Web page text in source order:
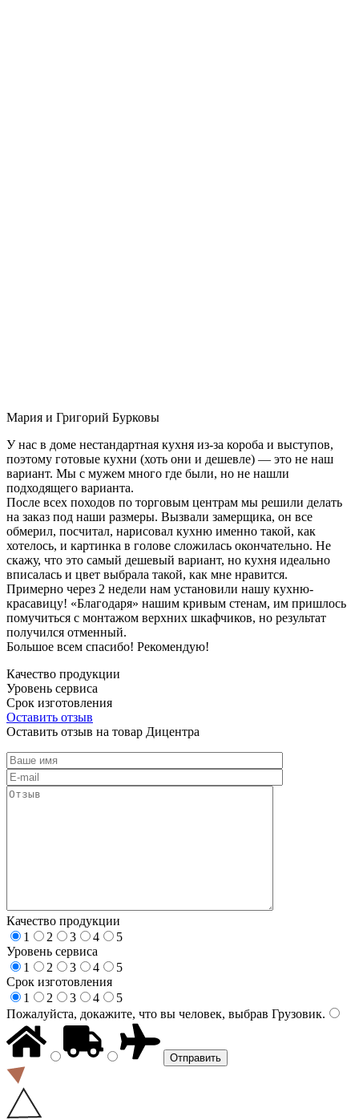
Мария и Григорий Бурковы
У нас в доме нестандартная кухня из-за короба и выступов,
поэтому готовые кухни (хоть они и дешевле) — это не наш
вариант. Мы с мужем много где были, но не нашли
подходящего варианта.
После всех походов по торговым центрам мы решили делать
на заказ под наши размеры. Вызвали замерщика, он все
обмерил, посчитал, нарисовал кухню именно такой, как
хотелось, и картинка в голове сложилась окончательно. Не
скажу, что это самый дешевый вариант, но кухня идеально
вписалась и цвет выбрала такой, как мне нравится.
Примерно через 2 недели нам установили нашу кухню-
красавицу! «Благодаря» нашим кривым стенам, им пришлось
помучиться с монтажом верхних шкафчиков, но результат
получился отменный.
Большое всем спасибо! Рекомендую!
Качество продукции
Уровень сервиса
Срок изготовления
Оставить отзыв
Оставить отзыв на товар Дицентра
Качество продукции
1
2 3 4
5
Уровень сервиса
1
2 3 4
5
Срок изготовления
1
2 3 4
5
Пожалуйста, докажите, что вы человек, выбрав Грузовик.